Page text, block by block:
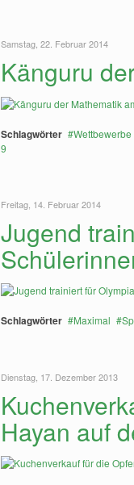
Samstag, 22. Februar 2014
Känguru
Schlagwörter
Wettbewerbe
9
Freitag, 14. Februar 2014
Jugend
Schlagwörter Maximal
Dienstag, 17. Dezember 2013
Hayan auf